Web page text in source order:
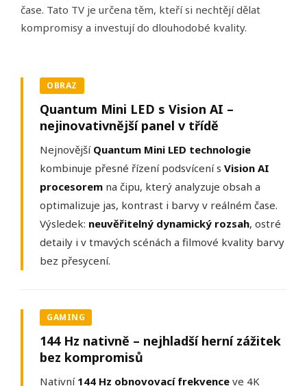
čase. Tato TV je určena těm, kteří si nechtějí dělat
kompromisy a investují do dlouhodobé kvality.
OBRAZ
Quantum Mini LED s Vision AI –
nejinovativnější panel v třídě
Nejnovější Quantum Mini LED technologie
kombinuje přesné řízení podsvícení s Vision AI
procesorem na čipu, který analyzuje obsah a
optimalizuje jas, kontrast i barvy v reálném čase.
Výsledek: neuvěřitelný dynamický rozsah, ostré
detaily i v tmavých scénách a filmové kvality barvy
bez přesycení.
GAMING
144 Hz nativně – nejhladší herní zážitek
bez kompromisů
Nativní 144 Hz obnovovací frekvence ve 4K